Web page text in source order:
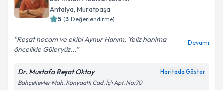
takvim hazırlandığında e-posta ile bilgilendireceğiz.
Kişisel verilerimin işlenmesine ilişkin
Aydınlatma
Metni'ni okudum ve kişisel verilerimin belirtilen
Antalya, Muratpaşa
5 (3 Değerlendirme)
Reşat hocam ve ekibi Aynur Hanım, Yeliz hanima
öncelikle Güleryüz...
Devamı
Dr. Mustafa Reşat Oktay Haritada Göster
Bahçelievler Mah. Konyaaltı Cad. İçli Apt. No:70